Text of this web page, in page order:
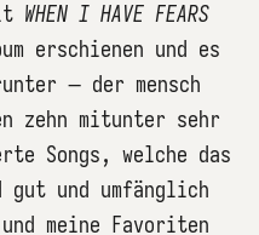
WHEN I HAVE FEARS
erschienen und es
– der mensch
zehn mitunter sehr
Songs, welche das
gut und umfänglich
meine Favoriten